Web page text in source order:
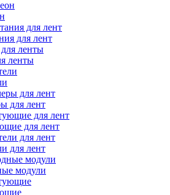
для лент
ленты
для лент
для лент
для лент
модули